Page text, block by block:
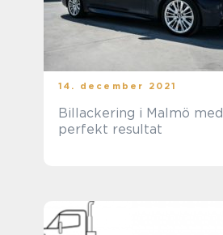
14. december 2021
Billackering i Malmö med
perfekt resultat